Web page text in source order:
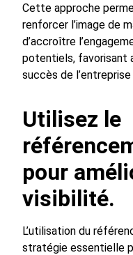
Cette approche
renforcer l’image de
d’accroître
potentiels, favorisant
succès de
Utilisez le
pour
visibilité.
L’utilisation du
stratégie essentielle